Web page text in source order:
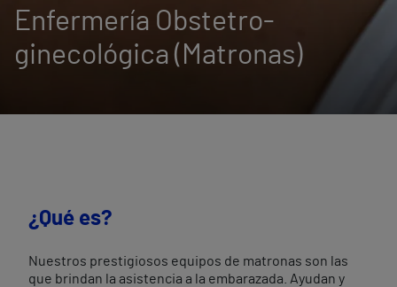
Enfermería Obstetro-
ginecológica (Matronas)
¿Qué es?
Nuestros prestigiosos equipos de matronas son las
que brindan la asistencia a la embarazada. Ayudan y